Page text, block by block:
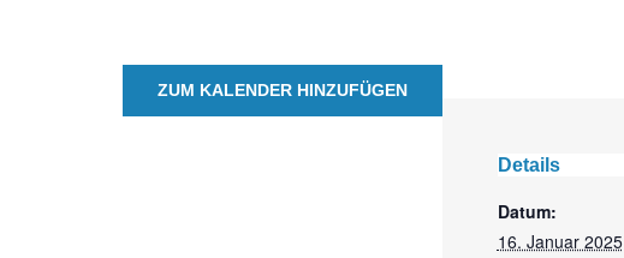
ZUM KALENDER HINZUFÜGEN
Details
Datum:
16. Januar 2025